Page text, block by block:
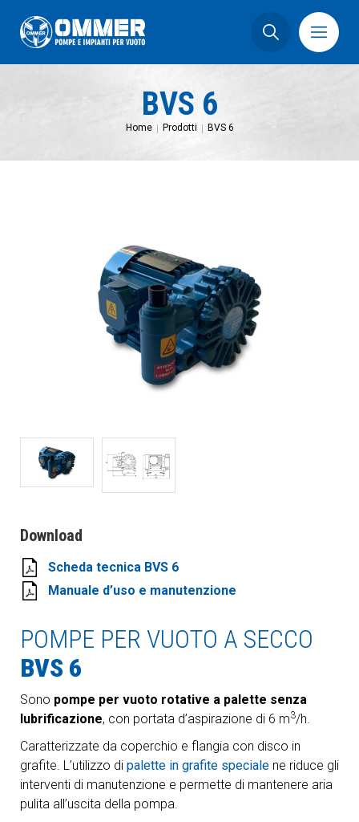
BVS 6
Home Prodotti BVS 6
Download
Scheda tecnica BVS 6
Manuale d’uso e manutenzione
POMPE PER VUOTO A SECCO
BVS 6
Sono pompe per vuoto rotative a palette senza
lubrificazione, con portata d’aspirazione di 6 m3/h.
Caratterizzate da coperchio e flangia con disco in
grafite. L’utilizzo di palette in grafite speciale ne riduce gli
interventi di manutenzione e permette di mantenere aria
pulita all’uscita della pompa.